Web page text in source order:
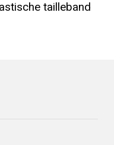
tailleband